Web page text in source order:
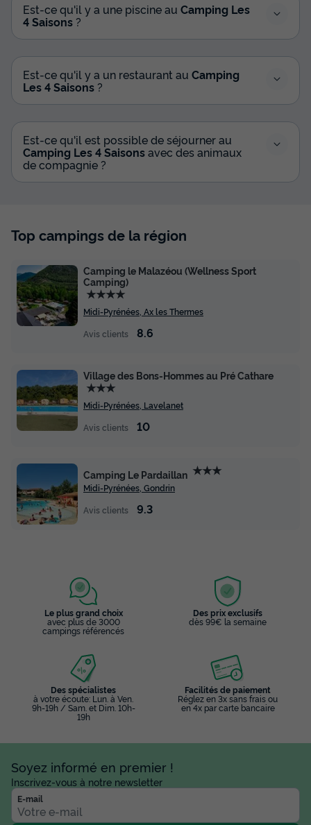
Est-ce qu'il y a une piscine au Camping Les
4 Saisons ?
Est-ce qu'il y a un restaurant au Camping
Les 4 Saisons ?
Est-ce qu'il est possible de séjourner au
Camping Les 4 Saisonsavec des animaux
de compagnie ?
Top campings de la région
Camping le Malazéou (Wellness Sport
Camping)
★★★★
Midi-Pyrénées, Ax les Thermes
Avis clients
8.6
Village des Bons-Hommes au Pré Cathare
★★★
Midi-Pyrénées, Lavelanet
Avis clients
10
Camping Le Pardaillan ★★★
Midi-Pyrénées, Gondrin
Avis clients
9.3
Le plus grand choix
avec plus de 3000
campings référencés
Des prix exclusifs
dès 99€ la semaine
Des spécialistes
à votre écoute: Lun. à Ven.
9h-19h / Sam. et Dim. 10h-
19h
Facilités de paiement
Réglez en 3x sans frais ou
en 4x par carte bancaire
Soyez informé en premier !
Inscrivez-vous à notre newsletter
E-mail